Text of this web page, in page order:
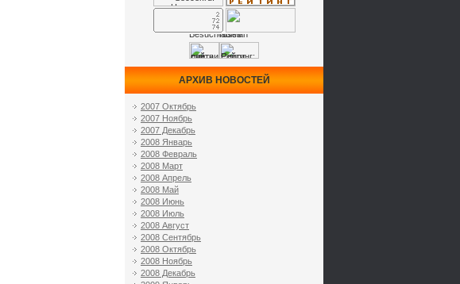
АРХИВ НОВОСТЕЙ
2007 Октябрь
2007 Ноябрь
2007 Декабрь
2008 Январь
2008 Февраль
2008 Март
2008 Апрель
2008 Май
2008 Июнь
2008 Июль
2008 Август
2008 Сентябрь
2008 Октябрь
2008 Ноябрь
2008 Декабрь